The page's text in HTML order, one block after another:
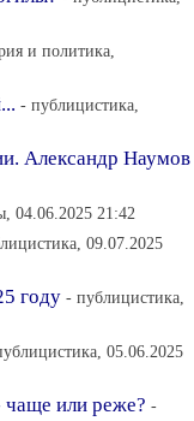
и политика,
- публицистика,
Александр Наумов
04.06.2025 21:42
09.07.2025
году - публицистика,
05.06.2025
или реже? -